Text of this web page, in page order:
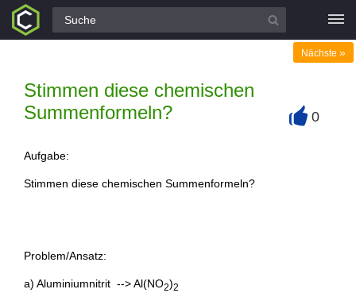
Alle Fragen
Stimmen diese chemischen
Summenformeln?
Nächste »
0
Aufgabe:
Stimmen diese chemischen Summenformeln?
Problem/Ansatz:
a) Aluminiumnitrit --> Al(NO2)2